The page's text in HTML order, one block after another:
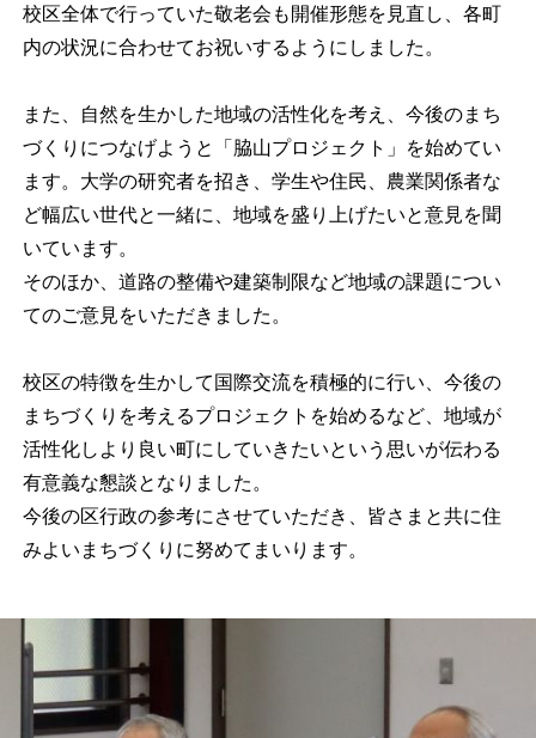
校区全体で行っていた敬老会も開催形態を見直し、各町
内の状況に合わせてお祝いするようにしました。
また、自然を生かした地域の活性化を考え、今後のまち
づくりにつなげようと「脇山プロジェクト」を始めてい
ます。大学の研究者を招き、学生や住民、農業関係者な
ど幅広い世代と一緒に、地域を盛り上げたいと意見を聞
いています。
そのほか、道路の整備や建築制限など地域の課題につい
てのご意見をいただきました。
校区の特徴を生かして国際交流を積極的に行い、今後の
まちづくりを考えるプロジェクトを始めるなど、地域が
活性化しより良い町にしていきたいという思いが伝わる
有意義な懇談となりました。
今後の区行政の参考にさせていただき、皆さまと共に住
みよいまちづくりに努めてまいります。